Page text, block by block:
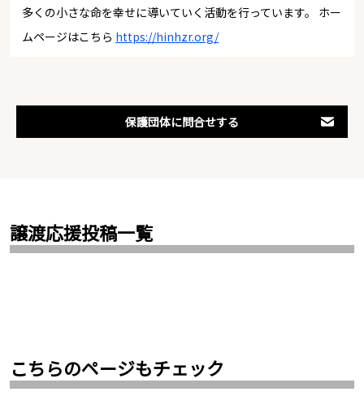
多くの小さな命を幸せに導いていく活動を行っています。 ホー
ムページはこちら https://hinhzr.org/
保護団体に問合せする
譲渡応援投稿一覧
こちらのページもチェック